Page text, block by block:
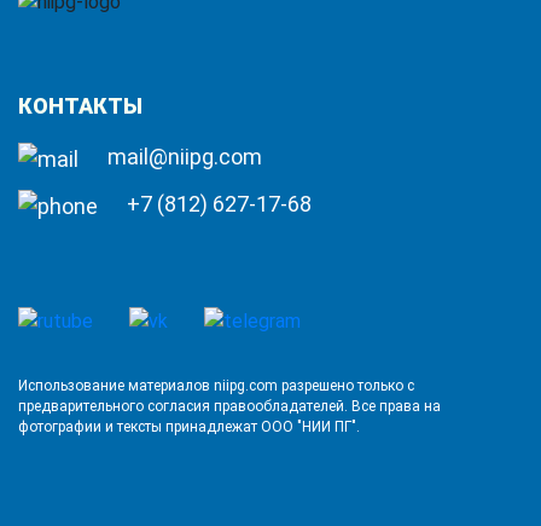
КОНТАКТЫ
mail@niipg.com
+7 (812) 627-17-68
Использование материалов niipg.com разрешено только с
предварительного согласия правообладателей. Все права на
фотографии и тексты принадлежат ООО "НИИ ПГ".